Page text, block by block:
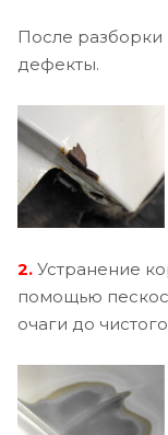
После разборки
дефекты.
2. Устранение
помощью
очаги до